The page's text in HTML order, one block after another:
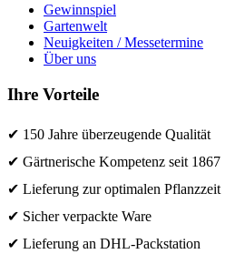
Gewinnspiel
Gartenwelt
Neuigkeiten / Messetermine
Über uns
Ihre Vorteile
✔ 150 Jahre überzeugende Qualität
✔ Gärtnerische Kompetenz seit 1867
✔ Lieferung zur optimalen Pflanzzeit
✔ Sicher verpackte Ware
✔ Lieferung an DHL-Packstation